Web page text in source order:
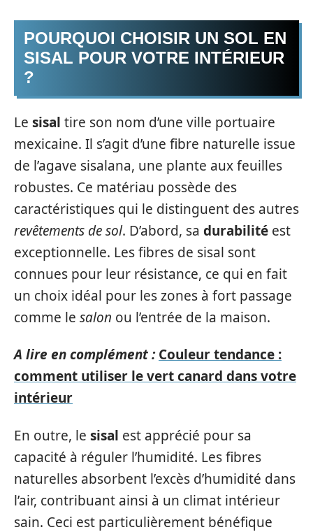
POURQUOI CHOISIR UN SOL EN
SISAL POUR VOTRE INTÉRIEUR
?
Le sisal tire son nom d’une ville portuaire
mexicaine. Il s’agit d’une fibre naturelle issue
de l’agave sisalana, une plante aux feuilles
robustes. Ce matériau possède des
caractéristiques qui le distinguent des autres
revêtements de sol. D’abord, sa durabilité est
exceptionnelle. Les fibres de sisal sont
connues pour leur résistance, ce qui en fait
un choix idéal pour les zones à fort passage
comme le salon ou l’entrée de la maison.
A lire en complément : Couleur tendance :
comment utiliser le vert canard dans votre
intérieur
En outre, le sisal est apprécié pour sa
capacité à réguler l’humidité. Les fibres
naturelles absorbent l’excès d’humidité dans
l’air, contribuant ainsi à un climat intérieur
sain. Ceci est particulièrement bénéfique